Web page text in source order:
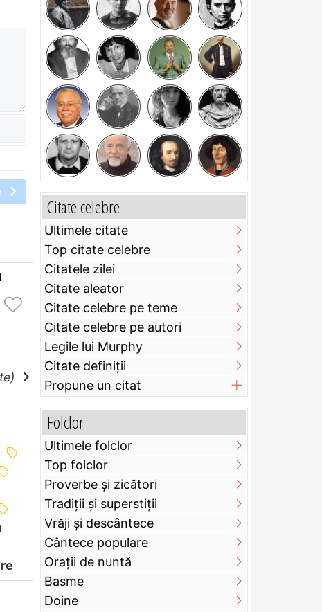
Citate celebre
Ultimele citate
Top citate celebre
Citatele zilei
Citate aleator
Citate celebre pe teme
Citate celebre pe autori
Legile lui Murphy
Citate definiţii
Propune un citat
Folclor
Ultimele folclor
Top folclor
Proverbe și zicători
Tradiții și superstiții
Vrăji și descântece
Cântece populare
Orații de nuntă
Basme
Doine